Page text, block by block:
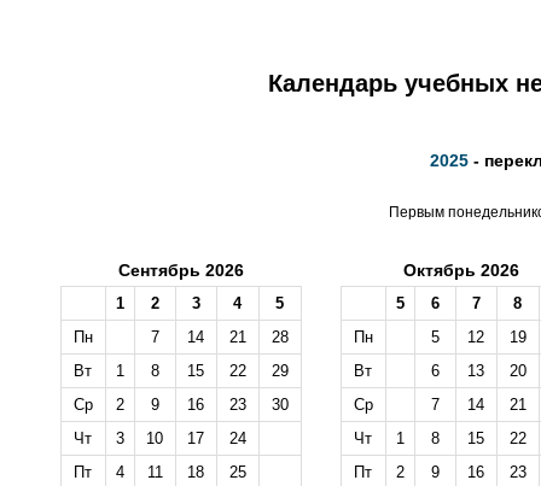
Календарь учебных
2025 -
Первым
Сентябрь 2026
1 2 3 4
5
Пн
7 14 21
28
Вт
1 8 15 22
29
Ср
2 9 16 23
30
Чт
3 10 17
24
Пт
4 11 18
25
Октябрь 2026
5 6 7
8
Пн
5 12
19
Вт
6 13
20
Ср
7 14
21
Чт
1 8 15
22
Пт
2 9 16
23